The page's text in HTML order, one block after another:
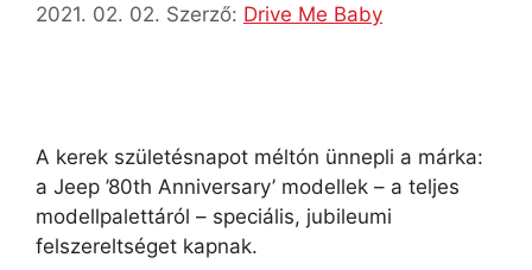
2021. 02. 02. Szerző: Drive Me Baby
A kerek születésnapot méltón ünnepli a márka:
a Jeep ’80th Anniversary’ modellek – a teljes
modellpalettáról – speciális, jubileumi
felszereltséget kapnak.